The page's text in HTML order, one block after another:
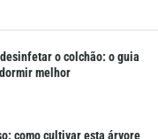
o colchão: o guia
melhor
como cultivar esta árvore